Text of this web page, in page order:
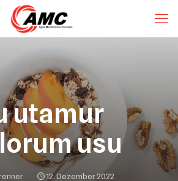
utamur
usu
12. Dezember 2022